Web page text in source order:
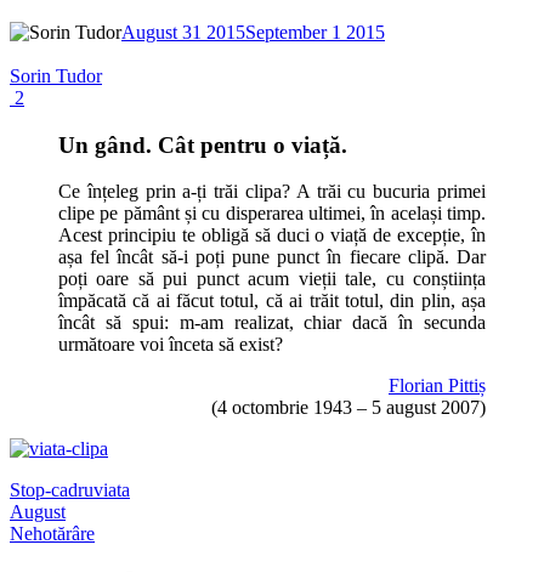
August 31 2015September 1 2015
Sorin Tudor
2
Un gând. Cât pentru o viață.
Ce înțeleg prin a-ți trăi clipa? A trăi cu bucuria primei
clipe pe pământ și cu disperarea ultimei, în același timp.
Acest principiu te obligă să duci o viață de excepție, în
așa fel încât să-i poți pune punct în fiecare clipă. Dar
poți oare să pui punct acum vieții tale, cu conștiința
împăcată că ai făcut totul, că ai trăit totul, din plin, așa
încât să spui: m-am realizat, chiar dacă în secunda
următoare voi înceta să exist?
Florian Pittiș
(4 octombrie 1943 – 5 august 2007)
Stop-cadruviata
Post
navigation
August
Nehotărâre